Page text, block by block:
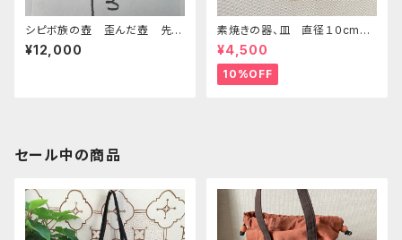
シピボ族の壺 歪んだ壺 先住
民族の民芸
¥12,000
素焼きの器、皿 直径１０cmミ
ニサイズ シピボ族の工芸 先
住民族の工芸 南米アマゾンの
先住民族 素焼きの皿
¥4,500
10%OFF
セール中の商品